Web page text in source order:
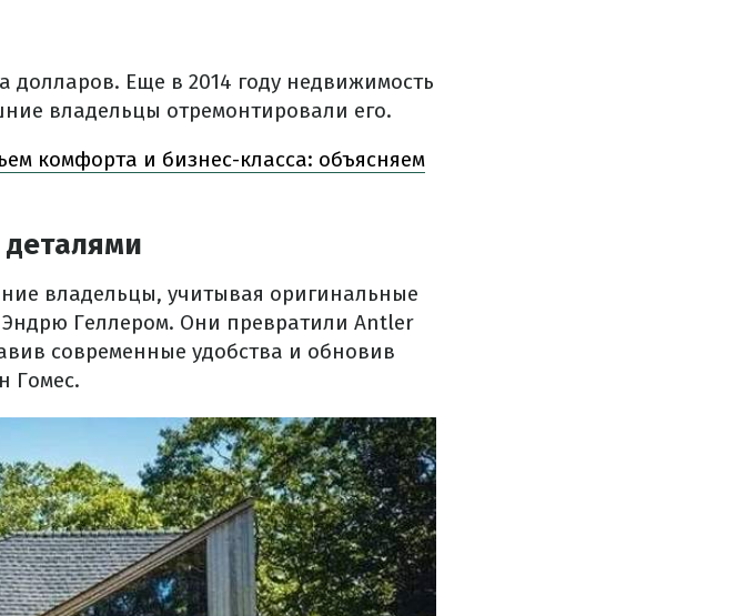
Еще в 2014 году недвижимость
владельцы отремонтировали его.
комфорта и бизнес-класса: объясняем
владельцы, учитывая оригинальные
Геллером. Они превратили Antler
современные удобства и обновив
Гомес.